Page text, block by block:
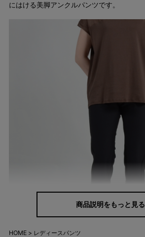
にはける美脚アンクルパンツです。
商品説明をもっと見る
HOME レディースパンツ